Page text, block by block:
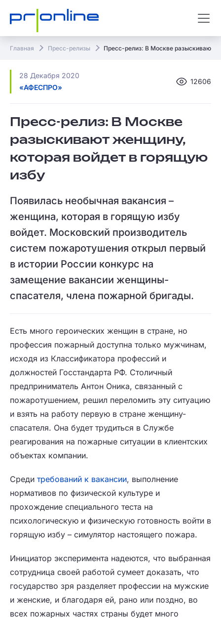
Главная Пресс-релизы Пресс-релиз: В Москве разыскивают
28 Декабря 2020
«АФЕСПРО»
12606
Пресс-релиз: В Москве
разыскивают женщину,
которая войдет в горящую
избу
Появилась необычная вакансия –
женщина, которая в горящую избу
войдет. Московский производитель
систем пожаротушения открыл первый
в истории России конкурс на
замещение вакансии женщины-
спасателя, члена пожарной бригады.
Есть много героических женщин в стране, но
профессия пожарный доступна только мужчинам,
исходя из Классификатора профессий и
должностей Госстандарта РФ. Столичный
предприниматель Антон Оника, связанный с
пожаротушением, решил переломить эту ситуацию
и взять на работу первую в стране женщину-
спасателя. Она будет трудиться в Службе
реагирования на пожарные ситуации в клиентских
объектах компании.
Среди требований к вакансии, выполнение
нормативов по физической культуре и
прохождение специального теста на
психологическую и физическую готовность войти в
горящую избу – симулятор настоящего пожара.
Инициатор эксперимента надеются, что выбранная
сотрудница своей работой сумеет доказать, что
государство зря разделяет профессии на мужские
и женские, и благодаря ей, рано или поздно, во
всех пожарных частях страны будет много